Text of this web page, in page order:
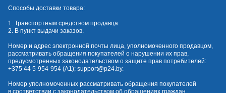
Способы доставки товара:
1. Транспортным средством продавца.
2. В пункт выдачи заказов.
Номер и адрес электронной почты лица, уполномоченного продавцом,
рассматривать обращения покупателей о нарушении их прав,
предусмотренных законодательством о защите прав потребителей:
+375 44 5-954-954 (А1); support@p24.by.
Номер уполномоченных рассматривать обращения покупателей